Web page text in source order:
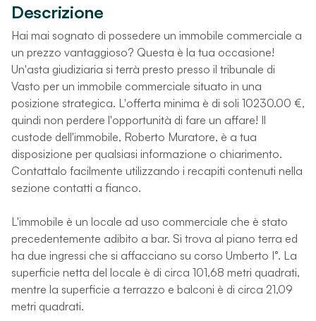
Descrizione
Hai mai sognato di possedere un immobile commerciale a
un prezzo vantaggioso? Questa è la tua occasione!
Un'asta giudiziaria si terrà presto presso il tribunale di
Vasto per un immobile commerciale situato in una
posizione strategica. L'offerta minima è di soli 10230.00 €,
quindi non perdere l'opportunità di fare un affare! Il
custode dell'immobile, Roberto Muratore, è a tua
disposizione per qualsiasi informazione o chiarimento.
Contattalo facilmente utilizzando i recapiti contenuti nella
sezione contatti a fianco.
L'immobile è un locale ad uso commerciale che è stato
precedentemente adibito a bar. Si trova al piano terra ed
ha due ingressi che si affacciano su corso Umberto I°. La
superficie netta del locale è di circa 101,68 metri quadrati,
mentre la superficie a terrazzo e balconi è di circa 21,09
metri quadrati.